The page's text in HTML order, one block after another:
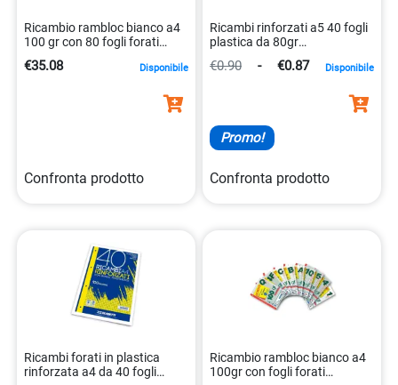
Ricambio rambloc bianco a4
100 gr con 80 fogli forati
€35.08 Disponibile
Confronta prodotto
Ricambi rinforzati a5 40 fogli
plastica da 80gr
€0.90 - €0.87 Disponibile
Promo!
Confronta prodotto
Ricambi forati in plastica
rinforzata a4 da 40 fogli
Ricambio rambloc bianco a4
100gr con fogli forati